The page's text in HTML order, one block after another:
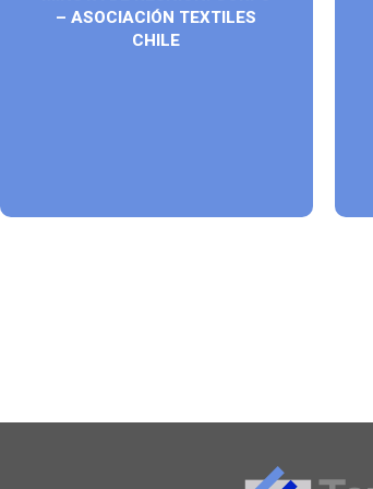
– ASOCIACIÓN TEXTILES
CHILE